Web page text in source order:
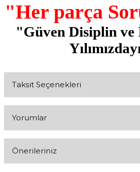
"Her parça
"Güven Disiplin
Taksit Seçenekleri
Yorumlar
Önerileriniz